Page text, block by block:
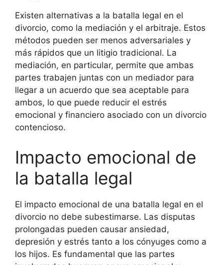
Existen alternativas a la batalla legal en el
divorcio, como la mediación y el arbitraje. Estos
métodos pueden ser menos adversariales y
más rápidos que un litigio tradicional. La
mediación, en particular, permite que ambas
partes trabajen juntas con un mediador para
llegar a un acuerdo que sea aceptable para
ambos, lo que puede reducir el estrés
emocional y financiero asociado con un divorcio
contencioso.
Impacto emocional de
la batalla legal
El impacto emocional de una batalla legal en el
divorcio no debe subestimarse. Las disputas
prolongadas pueden causar ansiedad,
depresión y estrés tanto a los cónyuges como a
los hijos. Es fundamental que las partes